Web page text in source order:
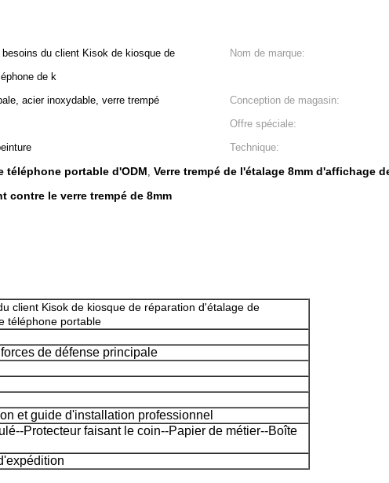
du client Kisok de kiosque de
de k
Nom de marque:
acier inoxydable, verre trempé Conception de magasin:
Offre spéciale:
Technique:
téléphone portable d'ODM, Verre trempé de l'étalage 8mm d'affichage
contre le verre trempé de 8mm
client Kisok de kiosque de réparation d'étalage de
téléphone portable
de défense principale
et guide d'installation professionnel
Protecteur faisant le coin--Papier de métier--Boîte